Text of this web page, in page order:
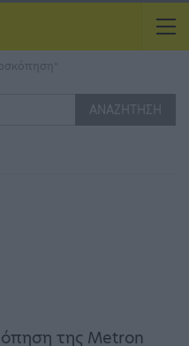
της Metron